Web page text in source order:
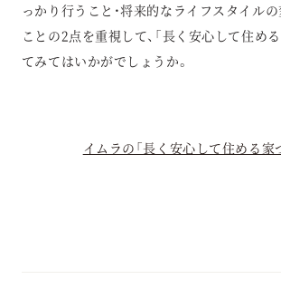
っかり行うこと・将来的なライフスタイル
ことの2点を重視して、「長く安心して住め
てみてはいかがでしょうか。
イムラの「長く安心して住める家